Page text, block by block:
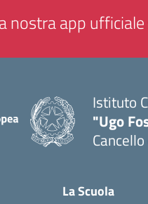
nostra app ufficiale
Istituto
"Ugo
La Scuola